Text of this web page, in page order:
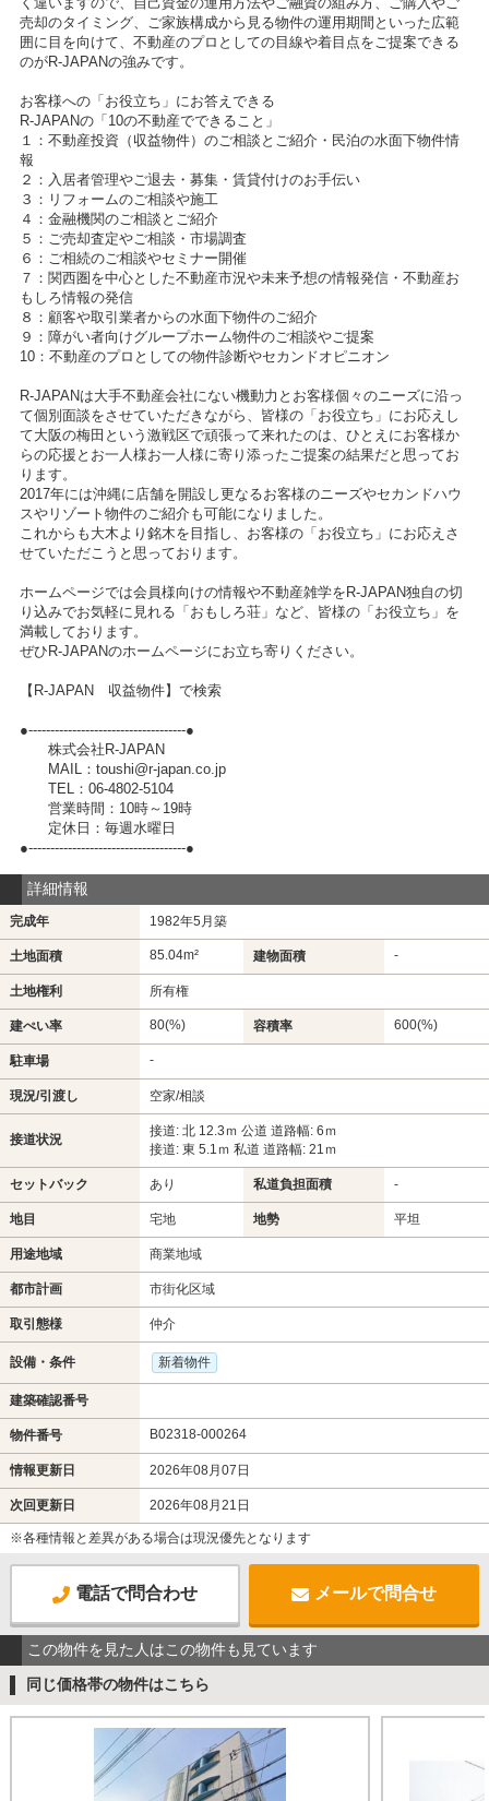
売却のタイミング、ご家族構成から見る物件の運用期間といった広範
囲に目を向けて、不動産のプロとしての目線や着目点をご提案できる
のがR-JAPANの強みです。
お客様への「お役立ち」にお答えできる
R-JAPANの「10の不動産でできること」
１：不動産投資（収益物件）のご相談とご紹介・民泊の水面下物件情
報
２：入居者管理やご退去・募集・賃貸付けのお手伝い
３：リフォームのご相談や施工
４：金融機関のご相談とご紹介
５：ご売却査定やご相談・市場調査
６：ご相続のご相談やセミナー開催
７：関西圏を中心とした不動産市況や未来予想の情報発信・不動産お
もしろ情報の発信
８：顧客や取引業者からの水面下物件のご紹介
９：障がい者向けグループホーム物件のご相談やご提案
10：不動産のプロとしての物件診断やセカンドオピニオン
R-JAPANは大手不動産会社にない機動力とお客様個々のニーズに沿っ
て個別面談をさせていただきながら、皆様の「お役立ち」にお応えし
て大阪の梅田という激戦区で頑張って来れたのは、ひとえにお客様か
らの応援とお一人様お一人様に寄り添ったご提案の結果だと思ってお
ります。
2017年には沖縄に店舗を開設し更なるお客様のニーズやセカンドハウ
スやリゾート物件のご紹介も可能になりました。
これからも大木より銘木を目指し、お客様の「お役立ち」にお応えさ
せていただこうと思っております。
ホームページでは会員様向けの情報や不動産雑学をR-JAPAN独自の切
り込みでお気軽に見れる「おもしろ荘」など、皆様の「お役立ち」を
満載しております。
ぜひR-JAPANのホームページにお立ち寄りください。
【R-JAPAN 収益物件】で検索
●------------------------------------●
株式会社R-JAPAN
MAIL：toushi@r-japan.co.jp
TEL：06-4802-5104
営業時間：10時～19時
定休日：毎週水曜日
●------------------------------------●
詳細情報
完成年 1982年5月築
土地面積 85.04m² 建物面積 -
土地権利 所有権
建ぺい率 80(%) 容積率 600(%)
駐車場 -
現況/引渡し 空家/相談
接道状況
接道: 北 12.3ｍ 公道 道路幅: 6ｍ
接道: 東 5.1ｍ 私道 道路幅: 21ｍ
セットバック あり 私道負担面積 -
地目 宅地 地勢 平坦
用途地域 商業地域
都市計画 市街化区域
取引態様 仲介
設備・条件 新着物件
建築確認番号
物件番号 B02318-000264
情報更新日 2026年08月07日
次回更新日 2026年08月21日
※各種情報と差異がある場合は現況優先となります
電話で問合わせ メールで問合せ
この物件を見た人はこの物件も見ています
同じ価格帯の物件はこちら